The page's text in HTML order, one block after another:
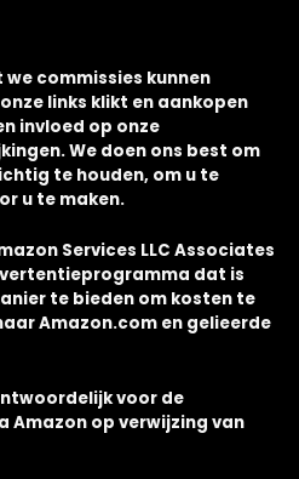
commissies kunnen
links klikt en aankopen
invloed op onze
We doen ons best om
te houden, om u te
u te maken.
Services LLC Associates
dat is
te bieden om kosten te
Amazon.com en gelieerde
voor de
Amazon op verwijzing van